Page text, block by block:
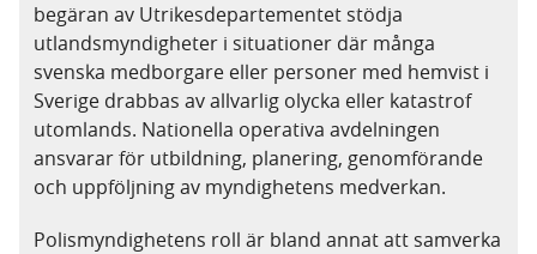
begäran av Utrikesdepartementet stödja
utlandsmyndigheter i situationer där många
svenska medborgare eller personer med hemvist i
Sverige drabbas av allvarlig olycka eller katastrof
utomlands. Nationella operativa avdelningen
ansvarar för utbildning, planering, genomförande
och uppföljning av myndighetens medverkan.
Polismyndighetens roll är bland annat att samverka